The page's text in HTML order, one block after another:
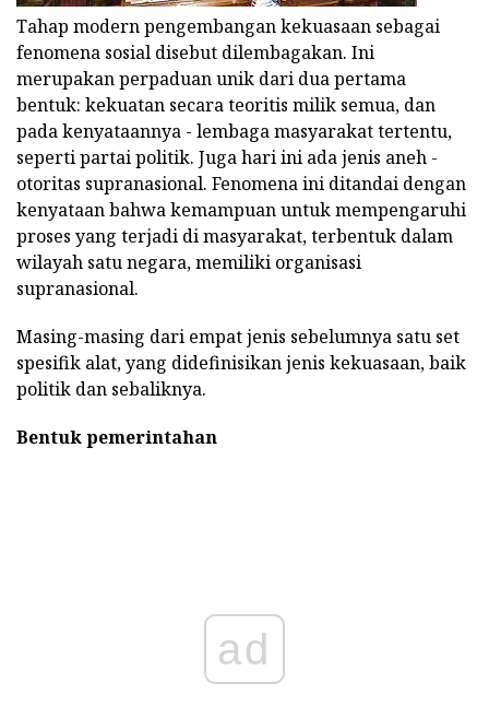
Tahap modern pengembangan kekuasaan sebagai
fenomena sosial disebut dilembagakan. Ini
merupakan perpaduan unik dari dua pertama
bentuk: kekuatan secara teoritis milik semua, dan
pada kenyataannya - lembaga masyarakat tertentu,
seperti partai politik. Juga hari ini ada jenis aneh -
otoritas supranasional. Fenomena ini ditandai dengan
kenyataan bahwa kemampuan untuk mempengaruhi
proses yang terjadi di masyarakat, terbentuk dalam
wilayah satu negara, memiliki organisasi
supranasional.
Masing-masing dari empat jenis sebelumnya satu set
spesifik alat, yang didefinisikan jenis kekuasaan, baik
politik dan sebaliknya.
Bentuk pemerintahan
ad